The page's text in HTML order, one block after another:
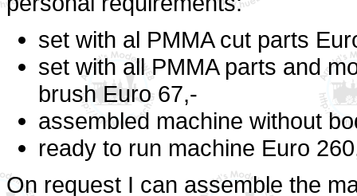
set with al PMMA cut parts
set with all PMMA parts and
brushEuro 67,-
assembled machine without
ready to run machine Euro
On request I can assemble the